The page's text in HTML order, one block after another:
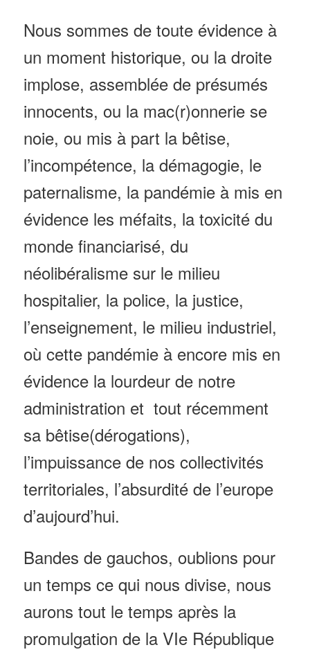
Nous sommes de toute évidence à
un moment historique, ou la droite
implose, assemblée de présumés
innocents, ou la mac(r)onnerie se
noie, ou mis à part la bêtise,
l’incompétence, la démagogie, le
paternalisme, la pandémie à mis en
évidence les méfaits, la toxicité du
monde financiarisé, du
néolibéralisme sur le milieu
hospitalier, la police, la justice,
l’enseignement, le milieu industriel,
où cette pandémie à encore mis en
évidence la lourdeur de notre
administration et tout récemment
sa bêtise(dérogations),
l’impuissance de nos collectivités
territoriales, l’absurdité de l’europe
d’aujourd’hui.
Bandes degauchos, oublions pour
un temps ce qui nous divise, nous
aurons tout le temps après la
promulgation de la VIe République